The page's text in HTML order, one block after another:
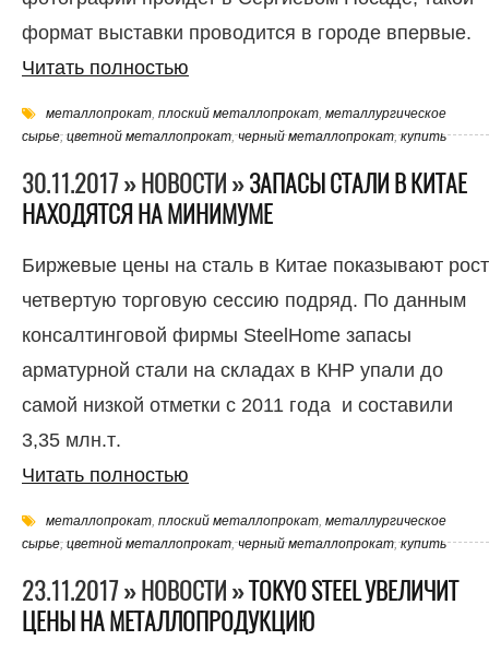
формат выставки проводится в городе впервые.
Читать полностью
металлопрокат, плоский металлопрокат, металлургическое
сырье,цветной металлопрокат,черный металлопрокат,купить
30.11.2017 » НОВОСТИ »ЗАПАСЫ СТАЛИ В КИТАЕ
НАХОДЯТСЯ НА МИНИМУМЕ
Биржевые цены на сталь в Китае показывают рост
четвертую торговую сессию подряд. По данным
консалтинговой фирмы SteelHome запасы
арматурной стали на складах в КНР упали до
самой низкой отметки с 2011 года и составили
3,35 млн.т.
Читать полностью
металлопрокат, плоский металлопрокат, металлургическое
сырье,цветной металлопрокат,черный металлопрокат,купить
23.11.2017 » НОВОСТИ »TOKYO STEEL УВЕЛИЧИТ
ЦЕНЫ НА МЕТАЛЛОПРОДУКЦИЮ